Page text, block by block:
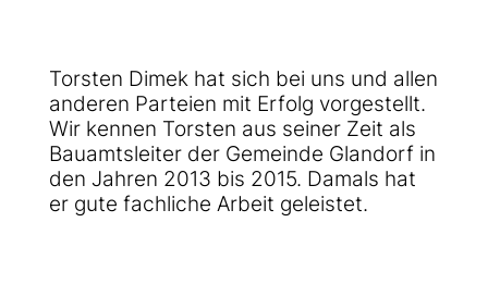
Torsten Dimek hat sich bei uns und allen
anderen Parteien mit Erfolg vorgestellt.
Wir kennen Torsten aus seiner Zeit als
Bauamtsleiter der Gemeinde Glandorf in
den Jahren 2013 bis 2015. Damals hat
er gute fachliche Arbeit geleistet.